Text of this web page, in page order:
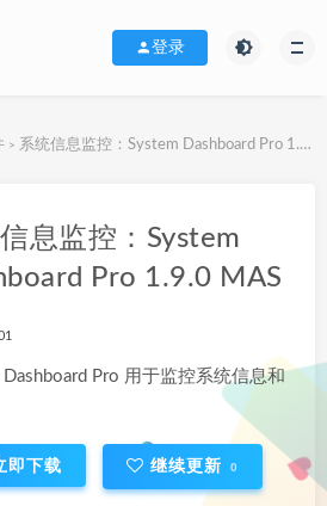
登录
> 系统信息监控：System Dashboard Pro 1.9.0 MAS
息监控：System
Pro 1.9.0 MAS
Dashboard Pro 用于监控系统信息和
即下载 继续更新 0